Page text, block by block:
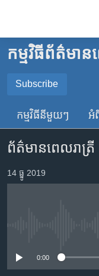
គេហទំព័រ​
ទាក់ទង
រំលង​
ទំព័រ​
ព័ត៌មាន​​
តែ​
ម្តង
រចនា
កម្ពុជា
អន្តរជាតិ
ចិន
ហេឡូវីអូអេ
កម្ពុជាច្នៃប្រតិដ្ឋ
កម្មវិធីទាំងអស់
កម្មវិធី​ព័ត៌មាន​
Subscribe
កម្មវិធី​នីមួយៗ អំ
ព័ត៌មានពេលរាត្រី
14 ធ្នូ 2019
0:00